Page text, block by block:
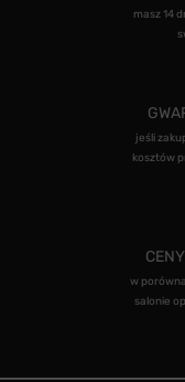
masz 14
jeśli
kosztów
w
salonie